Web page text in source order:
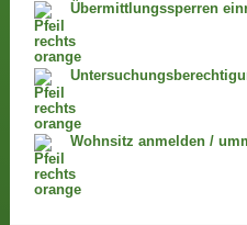
Übermittlungssperren
Wohnsitz anmelden /